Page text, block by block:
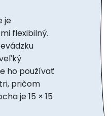
je
flexibilný.
ho používať
pričom
je 15 × 15